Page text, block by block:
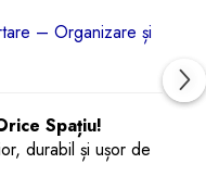
– Organizare și
Spațiu!
durabil și ușor de